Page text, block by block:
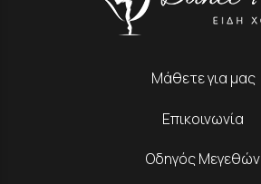
Μάθετε για μας
Επικοινωνία
Οδηγός Μεγεθών